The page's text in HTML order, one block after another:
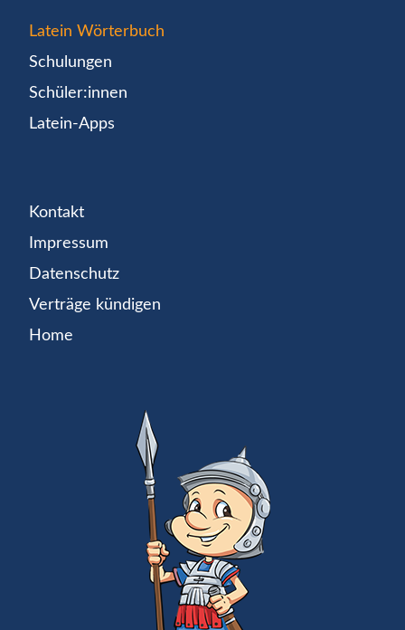
Latein Wörterbuch
Schulungen
Schüler:innen
Latein-Apps
Kontakt
Impressum
Datenschutz
Verträge kündigen
Home